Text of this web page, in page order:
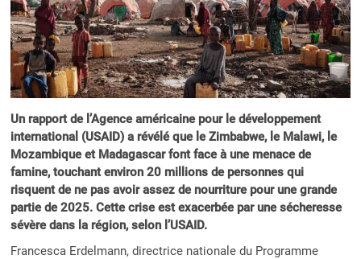
Un rapport de l’Agence américaine pour le développement
international (USAID) a révélé que le Zimbabwe, le Malawi, le
Mozambique et Madagascar font face à une menace de
famine, touchant environ 20 millions de personnes qui
risquent de ne pas avoir assez de nourriture pour une grande
partie de 2025. Cette crise est exacerbée par une sécheresse
sévère dans la région, selon l’USAID.
Francesca Erdelmann, directrice nationale du Programme